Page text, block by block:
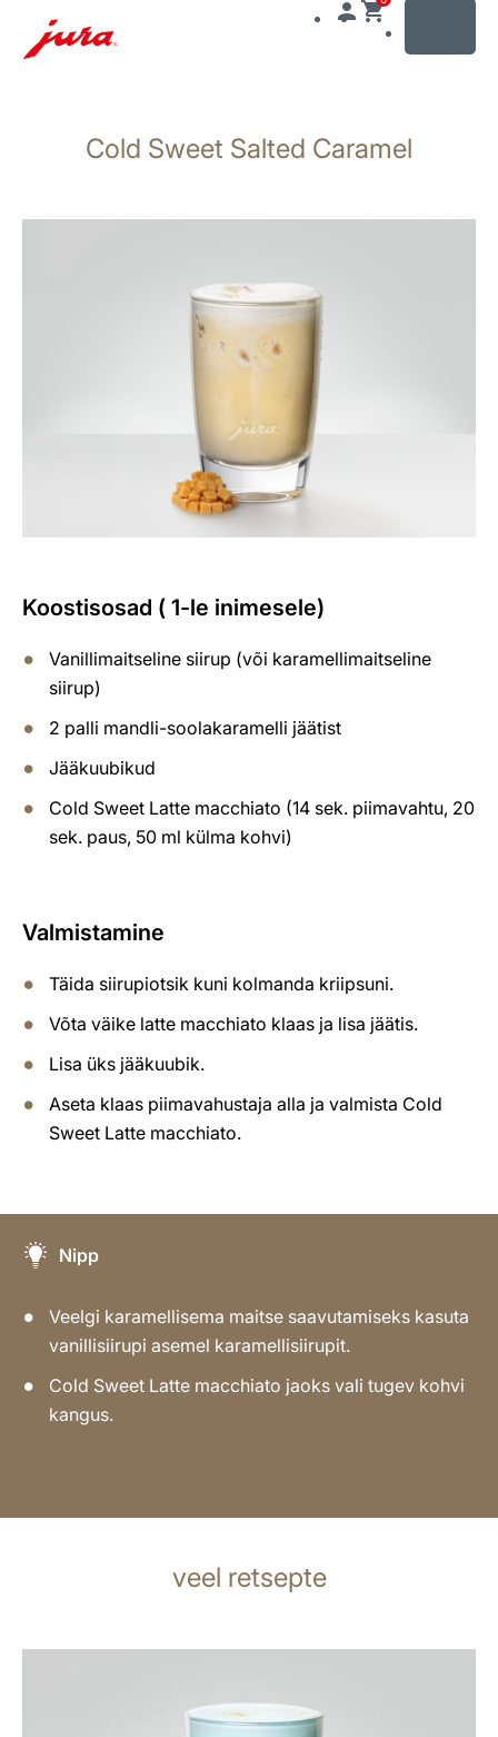
Cold Sweet Salted Caramel
Koostisosad ( 1-le inimesele)
Vanillimaitseline siirup (või karamellimaitseline
siirup)
2 palli mandli-soolakaramelli jäätist
Jääkuubikud
Cold Sweet Latte macchiato (14 sek. piimavahtu, 20
sek. paus, 50 ml külma kohvi)
Valmistamine
Täida siirupiotsik kuni kolmanda kriipsuni.
Võta väike latte macchiato klaas ja lisa jäätis.
Lisa üks jääkuubik.
Aseta klaas piimavahustaja alla ja valmista Cold
Sweet Latte macchiato.
Nipp
Veelgi karamellisema maitse saavutamiseks kasuta
vanillisiirupi asemel karamellisiirupit.
Cold Sweet Latte macchiato jaoks vali tugev kohvi
kangus.
veel retsepte